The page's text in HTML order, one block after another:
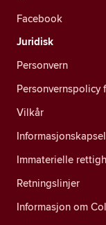
Facebook
Juridisk
Personvern
Vilkår
Immaterielle
Retningslinjer
Informasjon om